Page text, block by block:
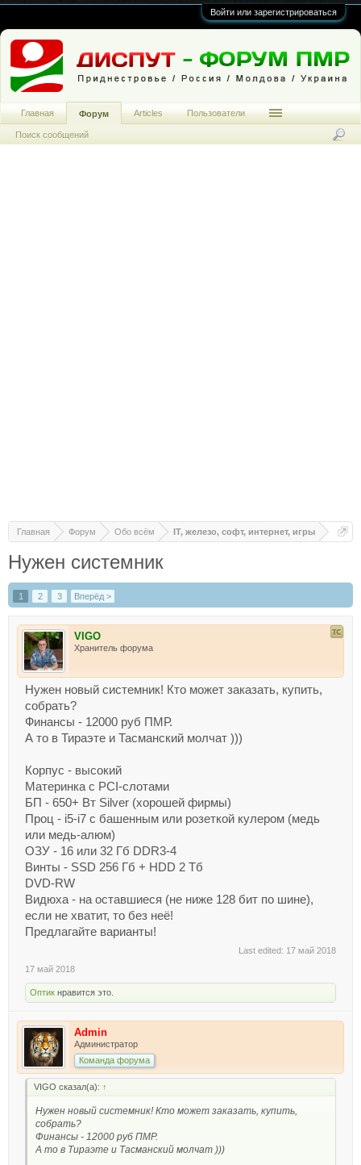
Войти или зарегистрироваться
Главная Форум Обо всём IT, железо, софт, интернет, игры
Нужен системник
1 2 3 Вперёд >
VIGO
Хранитель форума
Нужен новый системник! Кто может заказать, купить,
собрать?
Финансы - 12000 руб ПМР.
А то в Тираэте и Тасманский молчат )))
Корпус - высокий
Материнка с PCI-слотами
БП - 650+ Вт Silver (хорошей фирмы)
Проц - i5-i7 с башенным или розеткой кулером (медь
или медь-алюм)
ОЗУ - 16 или 32 Гб DDR3-4
Винты - SSD 256 Гб + HDD 2 Тб
DVD-RW
Видюха - на оставшиеся (не ниже 128 бит по шине),
если не хватит, то без неё!
Предлагайте варианты!
Last edited: 17 май 2018
17 май 2018
Оптик нравится это.
Admin
Администратор
Команда форума
VIGO сказал(а): ↑
Нужен новый системник! Кто может заказать, купить,
собрать?
Финансы - 12000 руб ПМР.
А то в Тираэте и Тасманский молчат )))
Главная Форум
Поиск сообщений
Articles Пользователи